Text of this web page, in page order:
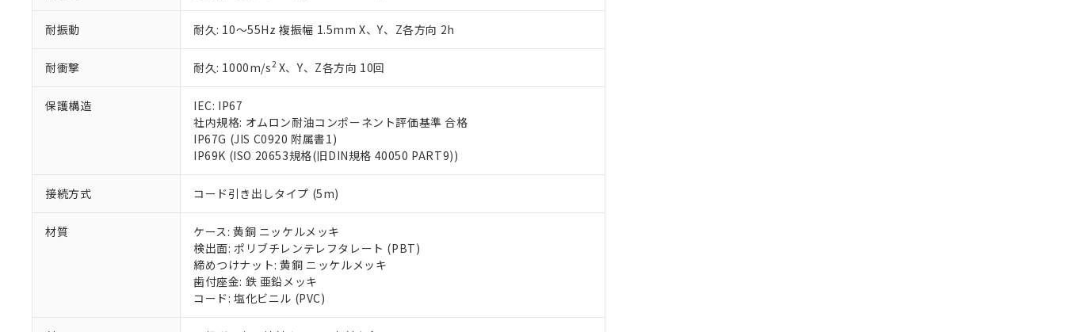
耐振動 耐久: 10～55Hz 複振幅 1.5mm X、Y、Z各方向 2h
耐衝撃 耐久: 1000m/s2X、Y、Z各方向 10回
保護構造
IEC: IP67
社内規格: オムロン耐油コンポーネント評価基準 合格
IP67G (JIS C0920 附属書1)
IP69K (ISO 20653規格(旧DIN規格 40050 PART9))
接続方式 コード引き出しタイプ (5m)
材質
ケース: 黄銅 ニッケルメッキ
検出面: ポリブチレンテレフタレート (PBT)
締めつけナット: 黄銅 ニッケルメッキ
歯付座金: 鉄 亜鉛メッキ
コード: 塩化ビニル (PVC)
また、RoHS指令のフタル酸エステル類４物質の対応では、対応完了までの期間は出荷製品に未対応品が
混在することから備考欄に対応日を記載しておりました。
り割愛しております。